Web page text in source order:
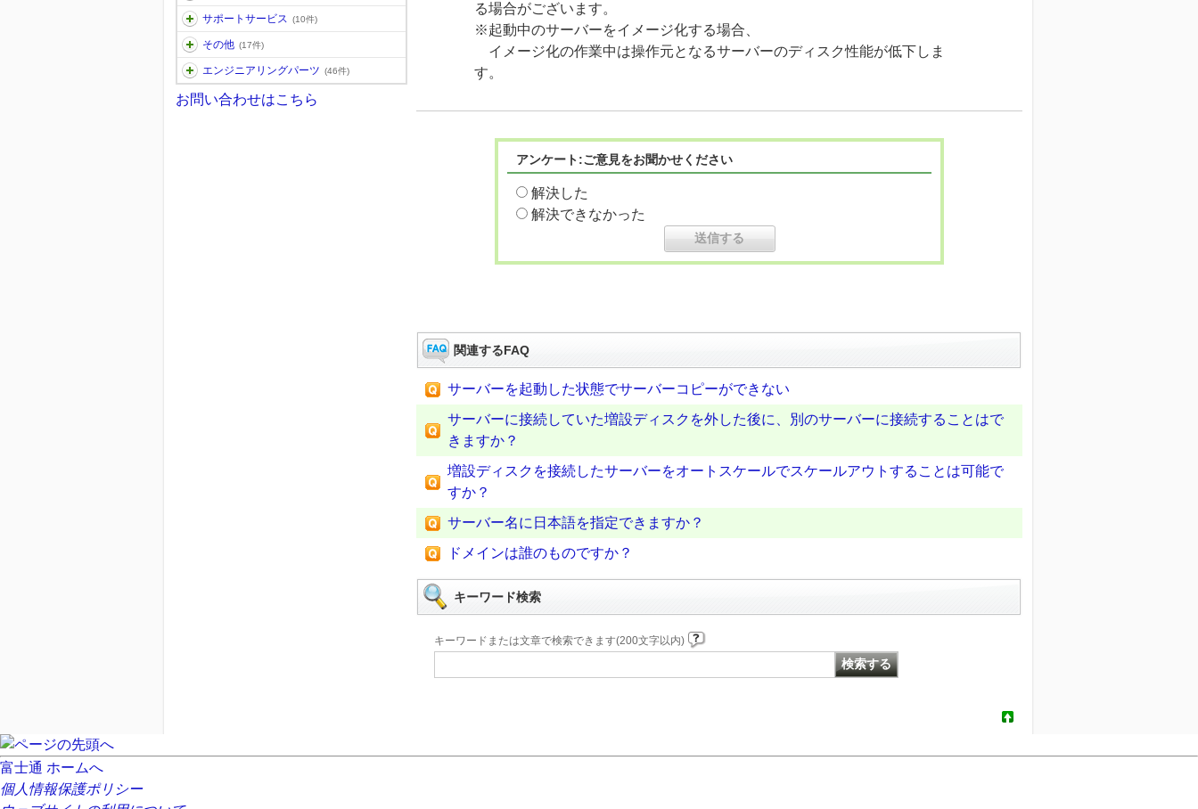
サポートサービス (10件)
その他 (17件)
エンジニアリングパーツ (46件)
お問い合わせはこちら
る場合がございます。
※起動中のサーバーをイメージ化する場合、
イメージ化の作業中は操作元となるサーバーのディスク性能が低下しま
す。
アンケート:ご意見をお聞かせください
解決した
解決できなかった
関連するFAQ
サーバーを起動した状態でサーバーコピーができない
サーバーに接続していた増設ディスクを外した後に、別のサーバーに接続することはで
きますか？
増設ディスクを接続したサーバーをオートスケールでスケールアウトすることは可能で
すか？
サーバー名に日本語を指定できますか？
ドメインは誰のものですか？
キーワード検索
キーワードまたは文章で検索できます(200文字以内)
富士通 ホームへ
個人情報保護ポリシー